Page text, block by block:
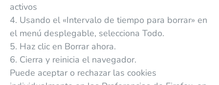
activos
4. Usando el «Intervalo de tiempo para borrar» en
el menú desplegable, selecciona Todo.
5. Haz clic en Borrar ahora.
6. Cierra y reinicia el navegador.
Puede aceptar o rechazar las cookies